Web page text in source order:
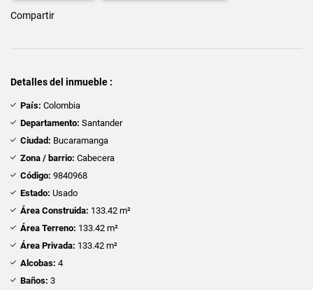
Compartir
Detalles del inmueble :
País: Colombia
Departamento: Santander
Ciudad: Bucaramanga
Zona / barrio: Cabecera
Código: 9840968
Estado: Usado
Área Construida: 133.42 m²
Área Terreno: 133.42 m²
Área Privada: 133.42 m²
Alcobas: 4
Baños: 3